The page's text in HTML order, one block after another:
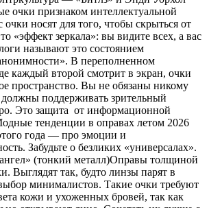
очки признаком интеллектуальной
носят для того, чтобы скрыться от
«эффект зеркала»: вы видите всех, а вас
называют это состоянием
В переполненном
каждый второй смотрит в экран, очки
пространство. Вы не обязаны никому
должны поддерживать зрительный
Это защита от информационной
тенденции в оправах летом 2026
года — про эмоции и
Забудьте о безликих «универсалах».
(тонкий металл)Оправы толщиной
Выглядят так, будто линзы парят в
минималистов. Такие очки требуют
кожи и ухоженных бровей, так как